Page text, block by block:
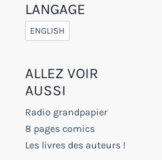
LANGAGE
ENGLISH
ALLEZ VOIR
AUSSI
Radio grandpapier
8 pages comics
Les livres des auteurs !